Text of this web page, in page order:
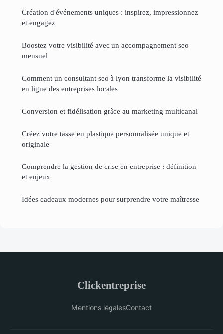
Création d'événements uniques : inspirez, impressionnez
et engagez
Boostez votre visibilité avec un accompagnement seo
mensuel
Comment un consultant seo à lyon transforme la visibilité
en ligne des entreprises locales
Conversion et fidélisation grâce au marketing multicanal
Créez votre tasse en plastique personnalisée unique et
originale
Comprendre la gestion de crise en entreprise : définition
et enjeux
Idées cadeaux modernes pour surprendre votre maîtresse
Clickentreprise
Mentions légalesContact